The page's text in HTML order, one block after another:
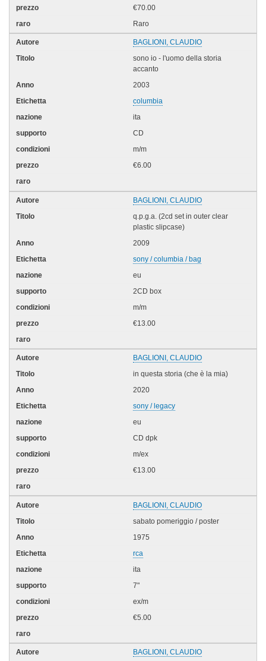
€70.00
Raro
BAGLIONI, CLAUDIO
sono io - l'uomo della storia
accanto
2003
columbia
ita
CD
m/m
€6.00
BAGLIONI, CLAUDIO
q.p.g.a. (2cd set in outer clear
plastic slipcase)
2009
sony / columbia / bag
eu
2CD box
m/m
€13.00
BAGLIONI, CLAUDIO
in questa storia (che è la mia)
2020
sony / legacy
eu
CD dpk
m/ex
€13.00
BAGLIONI, CLAUDIO
sabato pomeriggio / poster
1975
rca
ita
7"
ex/m
€5.00
BAGLIONI, CLAUDIO